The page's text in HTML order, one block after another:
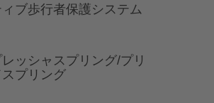
ブ歩行者保護システム
ッシャスプリング/プリ
スプリング